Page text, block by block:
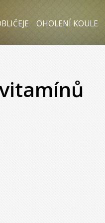
OHOLENÍ KOULE